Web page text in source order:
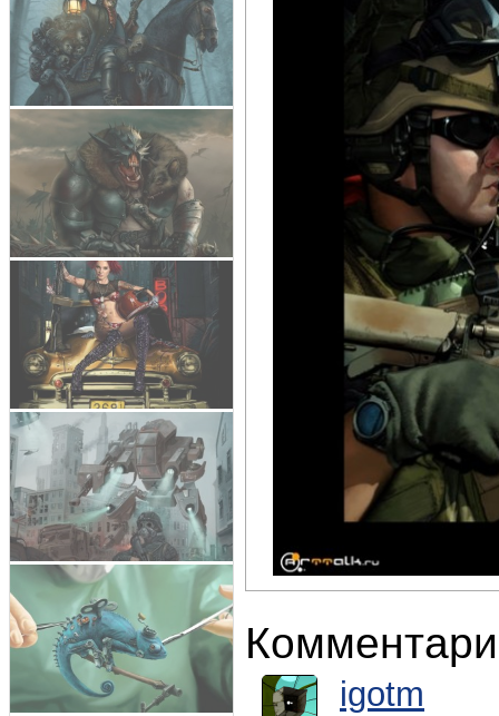
igotm